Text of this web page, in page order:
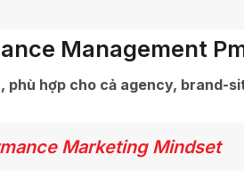
Management
hợp cho cả agency, brand-
Marketing Mindset